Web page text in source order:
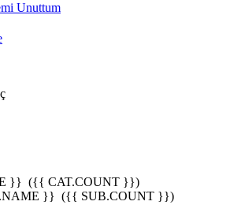
Unuttum
}} ({{ CAT.COUNT }})
}} ({{ SUB.COUNT }})